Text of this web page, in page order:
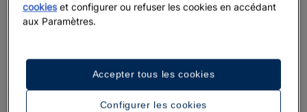
cookies et configurer ou refuser les cookies en accédant
aux Paramètres.
Configurer les cookies
Accepter tous les cookies